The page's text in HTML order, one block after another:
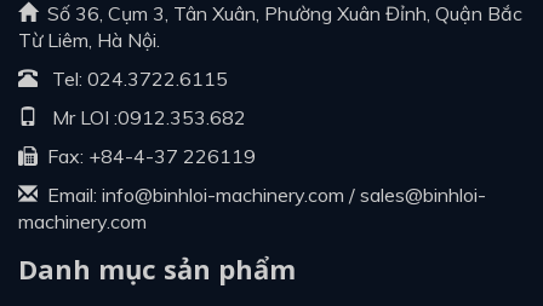
Số 36, Cụm 3, Tân Xuân, Phường Xuân Đỉnh, Quận Bắc
Từ Liêm, Hà Nội.
Tel: 024.3722.6115
Mr LOI :0912.353.682
Fax: +84-4-37 226119
Email: info@binhloi-machinery.com / sales@binhloi-
machinery.com
Danh mục sản phẩm